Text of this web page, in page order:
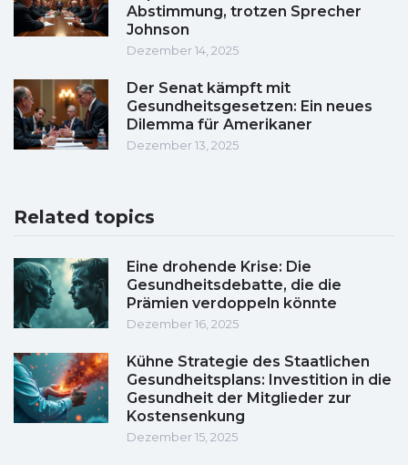
Abstimmung, trotzen Sprecher
Johnson
Dezember 14, 2025
Der Senat kämpft mit
Gesundheitsgesetzen: Ein neues
Dilemma für Amerikaner
Dezember 13, 2025
Related topics
Eine drohende Krise: Die
Gesundheitsdebatte, die die
Prämien verdoppeln könnte
Dezember 16, 2025
Kühne Strategie des Staatlichen
Gesundheitsplans: Investition in die
Gesundheit der Mitglieder zur
Kostensenkung
Dezember 15, 2025